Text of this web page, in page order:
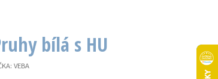
bílá s HU
VEBA